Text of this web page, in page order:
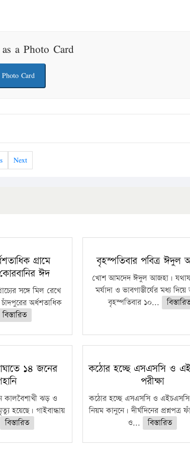
a Photo Card
Card
Next
গ্রামে
ঈদ
সঙ্গে মিল রেখে
অর্ধশতাধিক
বিস্তারিত
বৃহস্পতিবার পবিত্র ঈদুল
খোশ আমদেদ ঈদুল আজহা।
মর্যাদা ও ভাবগাম্ভীর্যের মধ্য
বৃহস্পতিবার ১০...
১৪ জনের
কালবৈশাখী ঝড় ও
হয়েছে। গাইবান্ধায়
বিস্তারিত
কঠোর হচ্ছে এসএসসি ও
পরীক্ষা
কঠোর হচ্ছে এসএসসি ও এইচএসসি
নিয়ম কানুনে। দীর্ঘদিনের
ও...
বিস্তারিত